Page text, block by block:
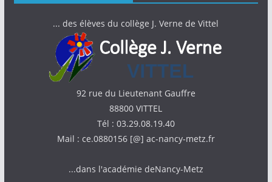
... des élèves du collège J. Verne de Vittel
92 rue du Lieutenant Gauffre
88800 VITTEL
Tél : 03.29.08.19.40
Mail : ce.0880156 [@] ac-nancy-metz.fr
...dans l'académie deNancy-Metz